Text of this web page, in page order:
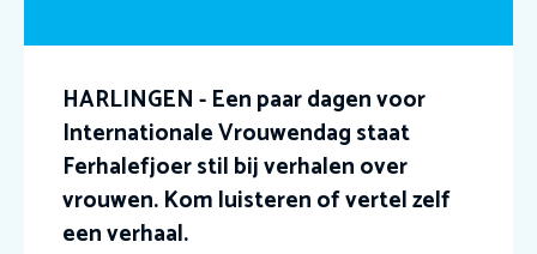
HARLINGEN - Een paar dagen voor
Internationale Vrouwendag staat
Ferhalefjoer stil bij verhalen over
vrouwen. Kom luisteren of vertel zelf
een verhaal.